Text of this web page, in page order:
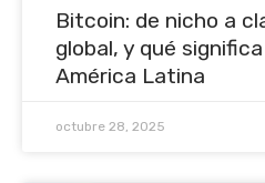
Bitcoin: de nicho a
global, y qué
América Latina
octubre 28, 2025